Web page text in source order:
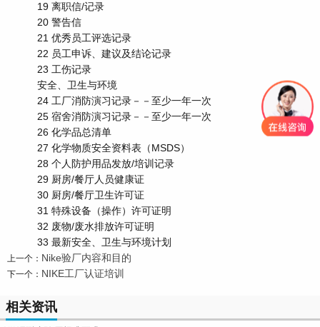
19 离职信/记录
20 警告信
21 优秀员工评选记录
22 员工申诉、建议及结论记录
23 工伤记录
安全、卫生与环境
24 工厂消防演习记录－－至少一年一次
25 宿舍消防演习记录－－至少一年一次
26 化学品总清单
27 化学物质安全资料表（MSDS）
28 个人防护用品发放/培训记录
29 厨房/餐厅人员健康证
30 厨房/餐厅卫生许可证
31 特殊设备（操作）许可证明
32 废物/废水排放许可证明
33 最新安全、卫生与环境计划
上一个： Nike验厂内容和目的
下一个： NIKE工厂认证培训
相关资讯